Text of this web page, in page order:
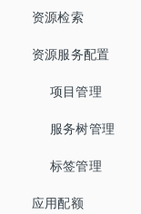
资源检索
资源服务配置
项目管理
服务树管理
标签管理
应用配额